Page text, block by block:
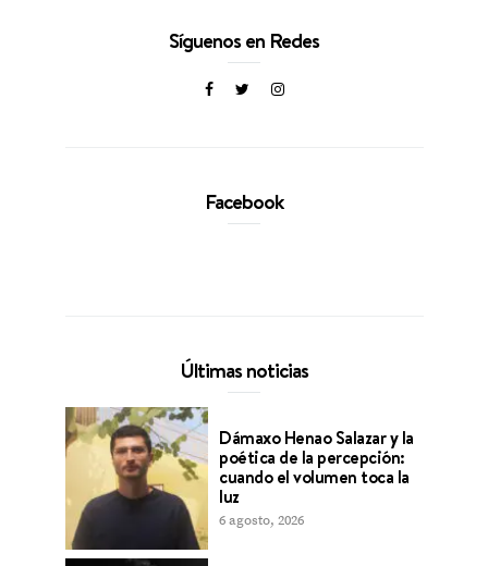
Síguenos en Redes
Facebook
Últimas noticias
Dámaxo Henao Salazar y la
poética de la percepción:
cuando el volumen toca la
luz
6 agosto, 2026